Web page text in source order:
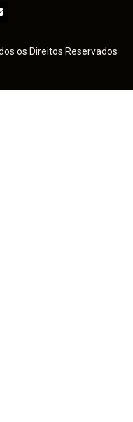
os Direitos Reservados